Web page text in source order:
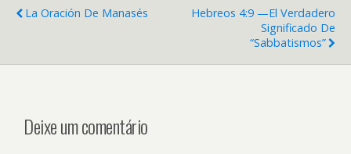
La Oración De Manasés
Hebreos 4:9 —El Verdadero
Significado De
“Sabbatismos”
Deixe um comentário